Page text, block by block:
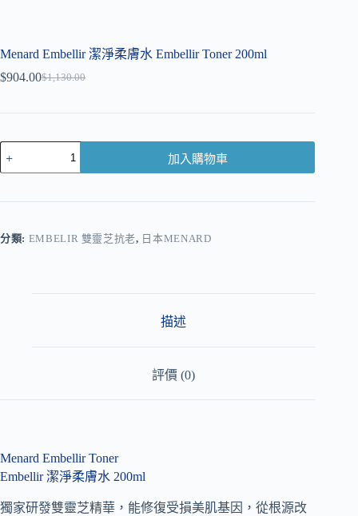
Menard Embellir 潔淨柔膚水 Embellir Toner 200ml
$1,130.00
$904.00
加入購物車
r
分類: EMBELIR 雙靈芝抗老, 日本MENARD
描述
評價 (0)
Menard Embellir Toner
Embellir 潔淨柔膚水 200ml
獨家研發雙靈芝精華，能修復受損美肌基因，從根源改